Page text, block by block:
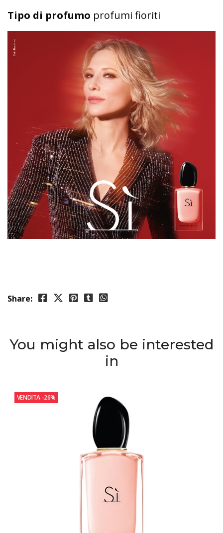
Tipo di profumo profumi fioriti
Share:
You might also be interested
in
VENDITA -26%